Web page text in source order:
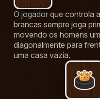
O jogador que controla
brancas sempre joga
movendo os homens
diagonalmente para
uma casa vazia.